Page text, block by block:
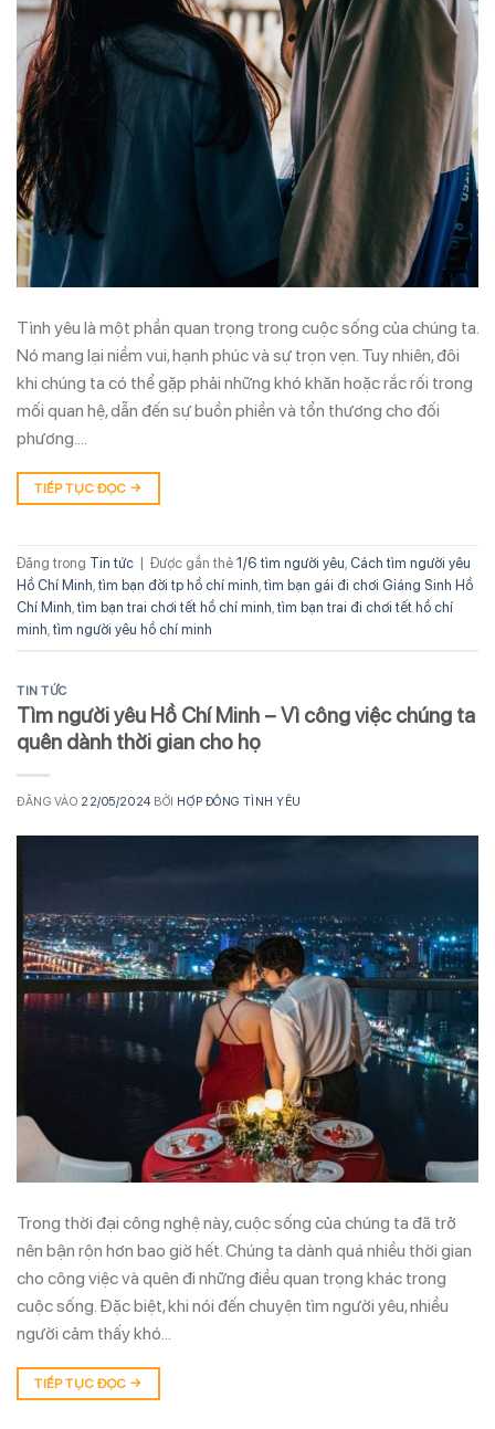
Tình yêu là một phần quan trọng trong cuộc sống của chúng ta.
Nó mang lại niềm vui, hạnh phúc và sự trọn vẹn. Tuy nhiên, đôi
khi chúng ta có thể gặp phải những khó khăn hoặc rắc rối trong
mối quan hệ, dẫn đến sự buồn phiền và tổn thương cho đối
phương….
TIẾP TỤC ĐỌC →
Đăng trong Tin tức Được gắn thẻ 1/6 tìm người yêu Cách tìm người yêu
Hồ Chí Minh tìm bạn đời tp hồ chí minh tìm bạn gái đi chơi Giáng Sinh Hồ
Chí Minh tìm bạn trai chơi tết hồ chí minh tìm bạn trai đi chơi tết hồ chí
minh tìm người yêu hồ chí minh
TIN TỨC
Tìm người yêu Hồ Chí Minh – Vì công việc chúng ta
quên dành thời gian cho họ
ĐĂNG VÀO 22/05/2024 BỞI HỢP ĐỒNG TÌNH YÊU
Trong thời đại công nghệ này, cuộc sống của chúng ta đã trở
nên bận rộn hơn bao giờ hết. Chúng ta dành quá nhiều thời gian
cho công việc và quên đi những điều quan trọng khác trong
cuộc sống. Đặc biệt, khi nói đến chuyện tìm người yêu, nhiều
người cảm thấy khó…
TIẾP TỤC ĐỌC →